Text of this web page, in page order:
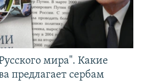
мира". Какие
предлагает сербам